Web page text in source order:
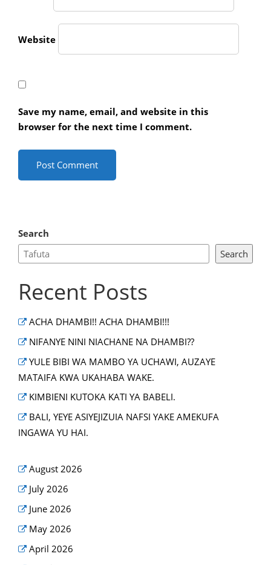
Website
Save my name, email, and website in this
browser for the next time I comment.
Search
Search
Recent Posts
ACHA DHAMBI!! ACHA DHAMBI!!!
NIFANYE NINI NIACHANE NA DHAMBI??
YULE BIBI WA MAMBO YA UCHAWI, AUZAYE
MATAIFA KWA UKAHABA WAKE.
KIMBIENI KUTOKA KATI YA BABELI.
BALI, YEYE ASIYEJIZUIA NAFSI YAKE AMEKUFA
INGAWA YU HAI.
August 2026
July 2026
June 2026
May 2026
April 2026